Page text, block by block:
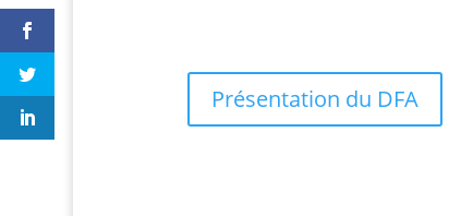
Présentation du DFA